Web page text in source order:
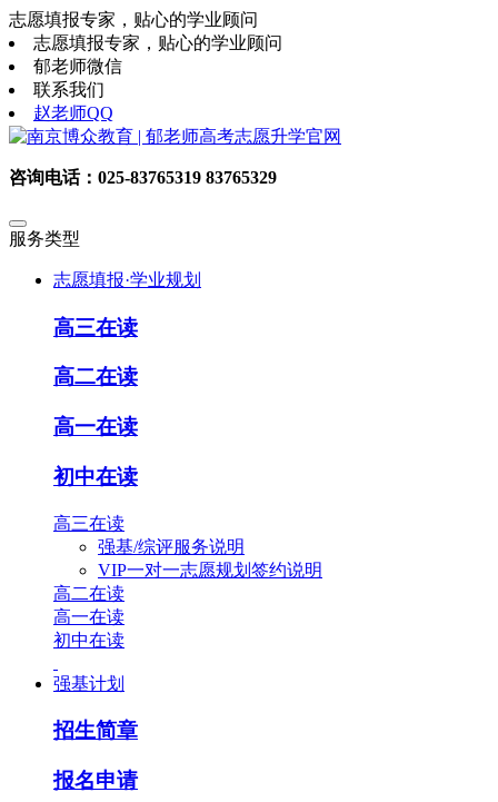
志愿填报专家，贴心的学业顾问
志愿填报专家，贴心的学业顾问
郁老师微信
联系我们
赵老师QQ
咨询电话：025-83765319 83765329
服务类型
志愿填报·学业规划
高三在读
高二在读
高一在读
初中在读
高三在读
强基/综评服务说明
VIP一对一志愿规划签约说明
高二在读
高一在读
初中在读
强基计划
招生简章
报名申请